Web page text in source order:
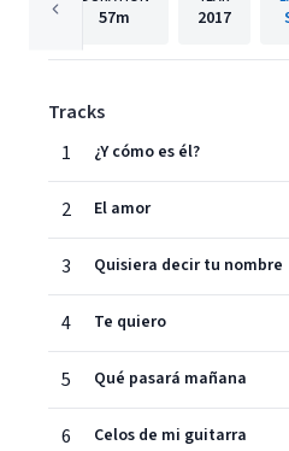
57m 2017
Tracks
1
¿Y cómo es él?
2 El amor
3 Quisiera decir tu nombre
4 Te quiero
5 Qué pasará mañana
6 Celos de mi guitarra